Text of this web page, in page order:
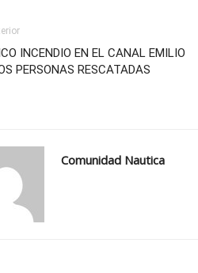
INCENDIO EN EL CANAL EMILIO
PERSONAS RESCATADAS
Comunidad Nautica